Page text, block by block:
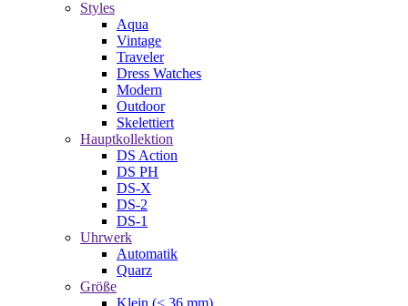
Styles
Aqua
Vintage
Traveler
Dress Watches
Modern
Outdoor
Skelettiert
Hauptkollektion
DS Action
DS PH
DS-X
DS-2
DS-1
Uhrwerk
Automatik
Quarz
Größe
Klein (< 36 mm)